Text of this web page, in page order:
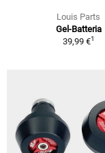
Louis Parts
Gel-Batteria
39,99 €1